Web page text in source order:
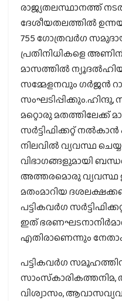
രാജ്യതലസ്ഥാനത്ത്
ദേശീയതലത്തില്‍
755 ഗോത്രവര്‍ഗ
പ്രതിനിധികളെ
മാസത്തില്‍
സമ്മേളനവും ഗര്‍ജന്‍
മറ്റൊരു മതത്തിലേക്ക്
സര്‍ട്ടിഫിക്കറ്റ്
നിലവില്‍ വ്യവസ്ഥ
വിഭാഗങ്ങളുമായി
അത്തരമൊരു വ്യവസ്ഥ
മതംമാറിയ
പട്ടികവര്‍ഗ
ഇത്
എതിരാണെന്നും
പട്ടികവര്‍ഗ
സാംസ്‌കാരികത്തനിമ,
വിശ്വാസം,